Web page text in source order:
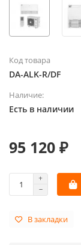
Код товара
DA-ALK-R/DF
Наличие:
Есть в наличии
95 120 ₽
В закладки